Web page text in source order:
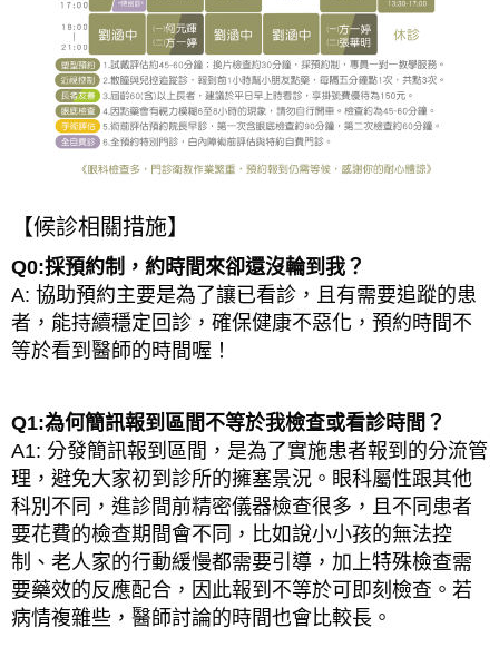
【候診相關措施】
Q0:採預約制，約時間來卻還沒輪到我？
A: 協助預約主要是為了讓已看診，且有需要追蹤的患
者，能持續穩定回診，確保健康不惡化，預約時間不
等於看到醫師的時間喔！
Q1:為何簡訊報到區間不等於我檢查或看診時間？
A1: 分發簡訊報到區間，是為了實施患者報到的分流管
理，避免大家初到診所的擁塞景況。眼科屬性跟其他
科別不同，進診間前精密儀器檢查很多，且不同患者
要花費的檢查期間會不同，比如說小小孩的無法控
制、老人家的行動緩慢都需要引導，加上特殊檢查需
要藥效的反應配合，因此報到不等於可即刻檢查。若
病情複雜些，醫師討論的時間也會比較長。